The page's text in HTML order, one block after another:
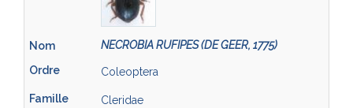
NECROBIA RUFIPES (DE GEER, 1775)
Coleoptera
Cleridae